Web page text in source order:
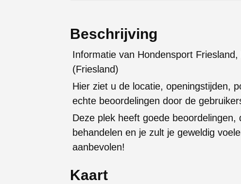
Beschrijving
Informatie van Hondensport
(Friesland)
Hier ziet u de locatie, openingstijden,
echte beoordelingen door de
Deze plek heeft goede
behandelen en je zult je geweldig
aanbevolen!
Kaart